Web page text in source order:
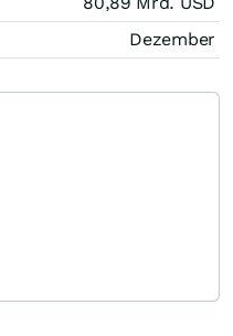
Dezember